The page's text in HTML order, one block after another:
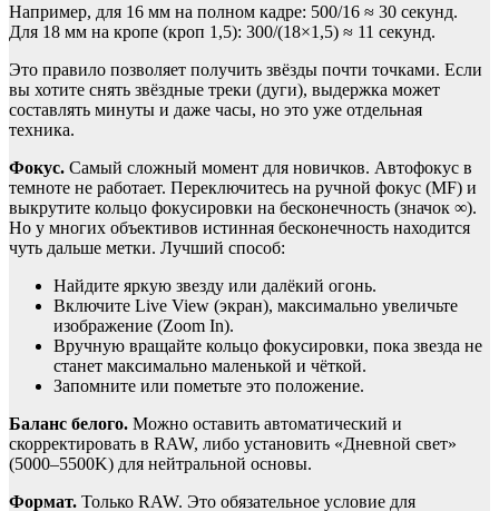
Например, для 16 мм на полном кадре: 500/16 ≈ 30 секунд.
Для 18 мм на кропе (кроп 1,5): 300/(18×1,5) ≈ 11 секунд.
Это правило позволяет получить звёзды почти точками. Если
вы хотите снять звёздные треки (дуги), выдержка может
составлять минуты и даже часы, но это уже отдельная
техника.
Фокус. Самый сложный момент для новичков. Автофокус в
темноте не работает. Переключитесь на ручной фокус (MF) и
выкрутите кольцо фокусировки на бесконечность (значок ∞).
Но у многих объективов истинная бесконечность находится
чуть дальше метки. Лучший способ:
Найдите яркую звезду или далёкий огонь.
Включите Live View (экран), максимально увеличьте
изображение (Zoom In).
Вручную вращайте кольцо фокусировки, пока звезда не
станет максимально маленькой и чёткой.
Запомните или пометьте это положение.
Баланс белого. Можно оставить автоматический и
скорректировать в RAW, либо установить «Дневной свет»
(5000–5500K) для нейтральной основы.
Формат. Только RAW. Это обязательное условие для